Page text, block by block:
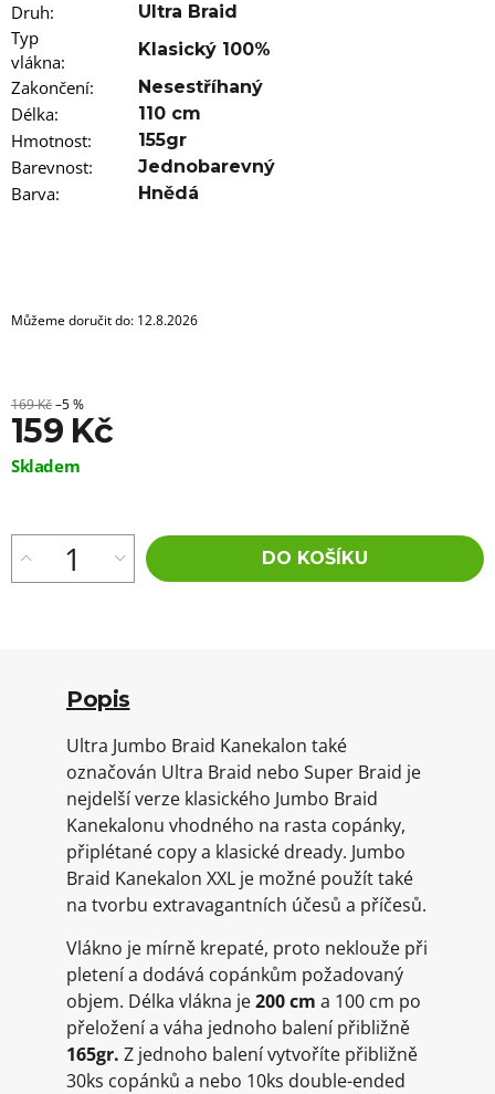
Druh: Ultra Braid
Typ
vlákna:
Klasický 100%
Zakončení: Nesestříhaný
Délka: 110 cm
Hmotnost: 155gr
Barevnost: Jednobarevný
Barva: Hnědá
Můžeme doručit do: 12.8.2026
169 Kč–5 %
159 Kč
Měrná
Skladem
DO KOŠÍKU
Popis
Ultra Jumbo Braid Kanekalon také
označován Ultra Braid nebo Super Braid je
nejdelší verze klasického Jumbo Braid
Kanekalonu vhodného na rasta copánky,
připlétané copy a klasické dready. Jumbo
Braid Kanekalon XXL je možné použít také
na tvorbu extravagantních účesů a příčesů.
Vlákno je mírně krepaté, proto neklouže při
pletení a dodává copánkům požadovaný
objem. Délka vlákna je200 cm a 100 cm po
přeložení a váha jednoho balení přibližně
165gr. Z jednoho balení vytvoříte přibližně
30ks copánků a nebo 10ks double-ended
BRAID
KANEKALON
4
SUPERBRAID
99
Kč
Původně:
Kč